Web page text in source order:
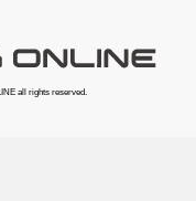
all rights reserved.